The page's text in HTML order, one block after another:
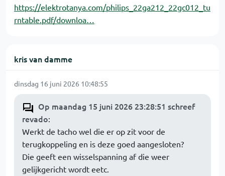
https://elektrotanya.com/philips_22ga212_22gc012_tu
rntable.pdf/downloa…
kris van damme
dinsdag 16 juni 2026 10:48:55
Op maandag 15 juni 2026 23:28:51 schreef
revado:
Werkt de tacho wel die er op zit voor de
terugkoppeling en is deze goed aangesloten?
Die geeft een wisselspanning af die weer
gelijkgericht wordt eetc.